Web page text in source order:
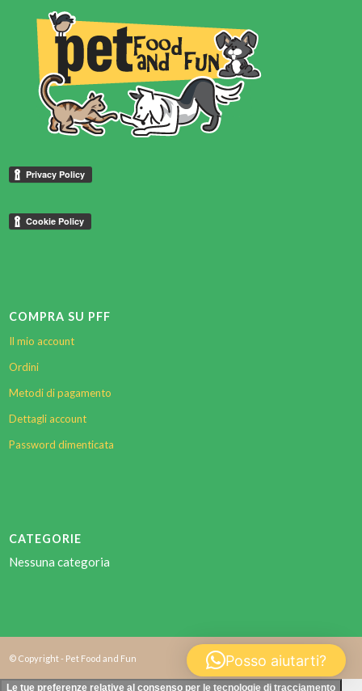
COMPRA SU PFF
Il mio account
Ordini
Metodi di pagamento
Dettagli account
Password dimenticata
CATEGORIE
Nessuna categoria
© Copyright - Pet Food and Fun Posso aiutarti?
Le tue preferenze relative al consenso per le tecnologie di tracciamento